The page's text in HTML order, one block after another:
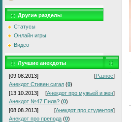
Другие разделы
Статусы
Онлайн игры
Видео
Лучшие анекдоты
[09.08.2013] [Разное]
Анекдот Стивен сигал (0)
[13.10.2013]
[Анекдот про мужьей и жен]
Анекдот №47 Пила? (0)
[08.08.2013]
[Анекдот про студентов]
Анекдот про препода (0)